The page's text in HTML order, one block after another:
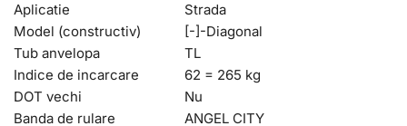
Aplicatie
Strada
Model (constructiv)
[-]-Diagonal
Tub anvelopa
TL
Indice de incarcare
62 = 265 kg
DOT vechi
Nu
Banda de rulare
ANGEL CITY